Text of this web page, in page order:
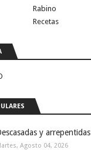
Rabino
Recetas
y arrepentidas
Agosto 04, 2026